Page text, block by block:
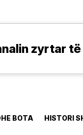
zyrtar
BOTA HISTORI